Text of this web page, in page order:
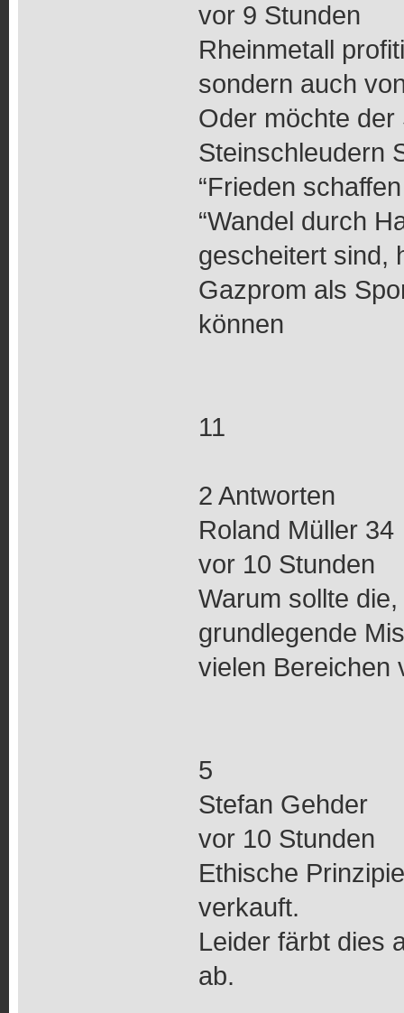
vor 9 Stunden
Rheinmetall
sondern auch
Oder möchte
Steinschleudern
“Frieden
“Wandel durch
gescheitert sind,
Gazprom als
können
11
2 Antworten
Roland Müller 34
vor 10 Stunden
Warum sollte
grundlegende
vielen Bereichen
5
Stefan Gehder
vor 10 Stunden
Ethische
verkauft.
Leider färbt dies
ab.